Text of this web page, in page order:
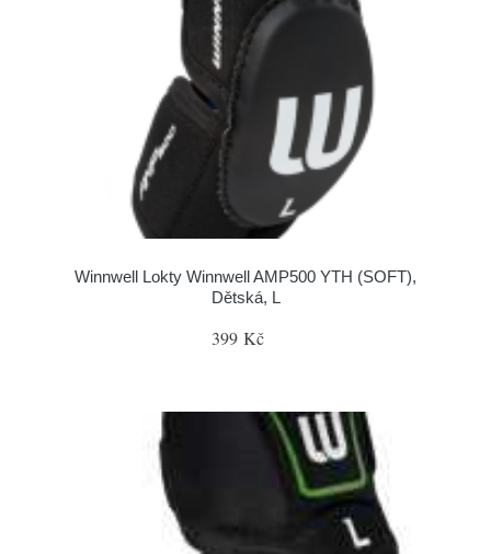
Winnwell Lokty Winnwell AMP500 YTH (SOFT),
Dětská, L
399 Kč